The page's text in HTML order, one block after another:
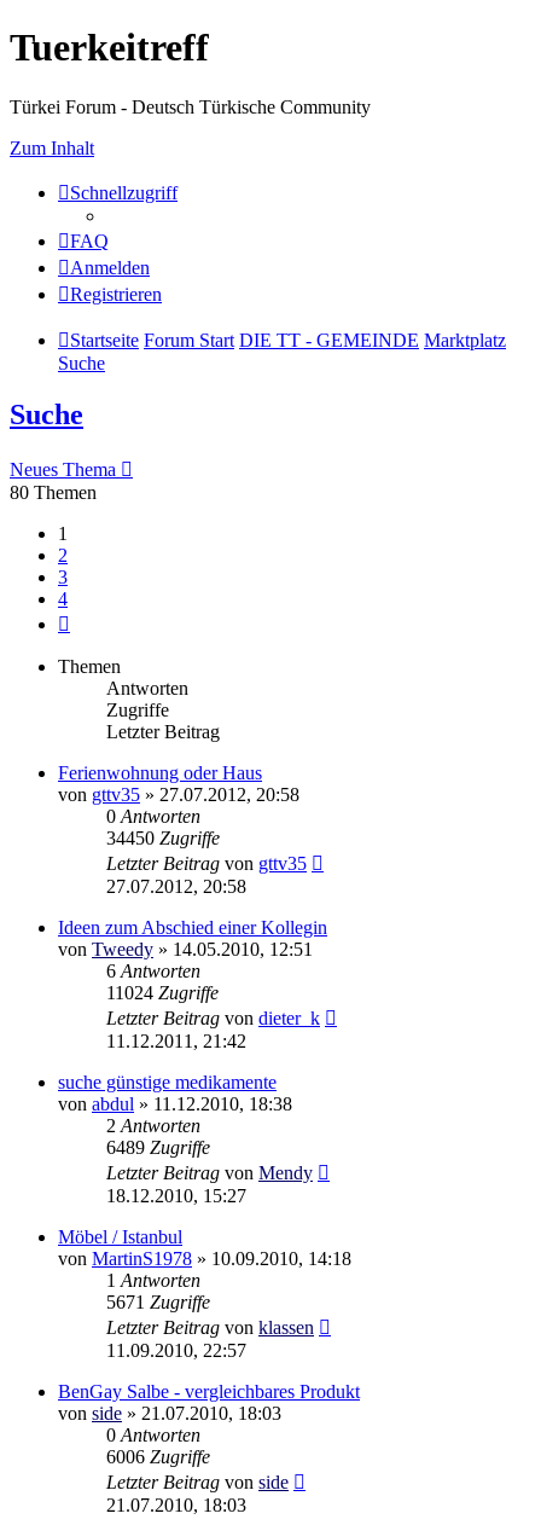
Tuerkeitreff
Türkei Forum - Deutsch Türkische Community
Zum Inhalt
Schnellzugriff
FAQ
Anmelden
Registrieren
Startseite Forum Start DIE TT - GEMEINDE Marktplatz
Suche
Suche
Neues Thema
80 Themen
1
2
3
4
Themen
Antworten
Zugriffe
Letzter Beitrag
Ferienwohnung oder Haus
von gttv35 » 27.07.2012, 20:58
0 Antworten
34450 Zugriffe
Letzter Beitrag von gttv35
27.07.2012, 20:58
Ideen zum Abschied einer Kollegin
von Tweedy » 14.05.2010, 12:51
6 Antworten
11024 Zugriffe
Letzter Beitrag von dieter_k
11.12.2011, 21:42
suche günstige medikamente
von abdul » 11.12.2010, 18:38
2 Antworten
6489 Zugriffe
Letzter Beitrag von Mendy
18.12.2010, 15:27
Möbel / Istanbul
von MartinS1978 » 10.09.2010, 14:18
1 Antworten
5671 Zugriffe
Letzter Beitrag von klassen
11.09.2010, 22:57
BenGay Salbe - vergleichbares Produkt
von side » 21.07.2010, 18:03
0 Antworten
6006 Zugriffe
Letzter Beitrag von side
21.07.2010, 18:03